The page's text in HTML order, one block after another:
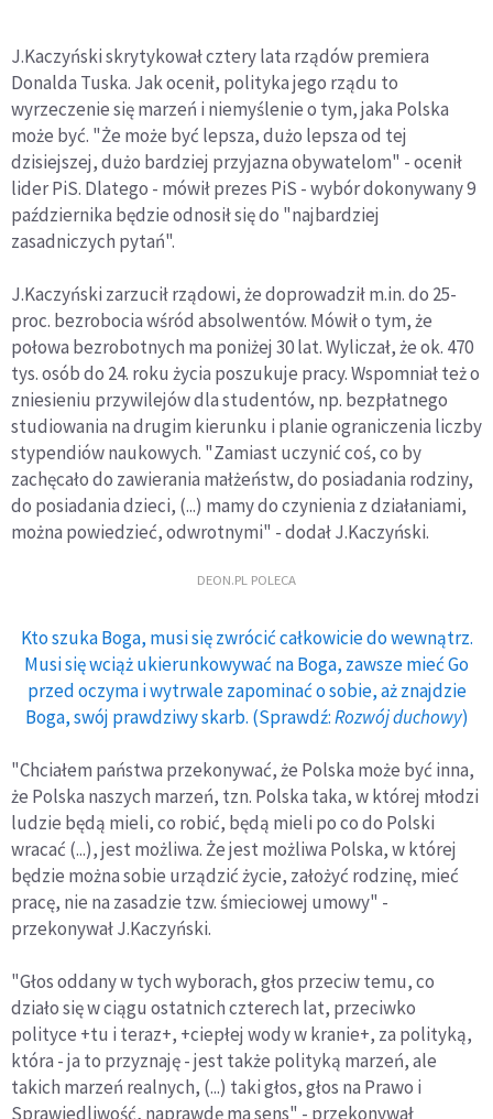
J.Kaczyński skrytykował cztery lata rządów premiera
Donalda Tuska. Jak ocenił, polityka jego rządu to
wyrzeczenie się marzeń i niemyślenie o tym, jaka Polska
może być. "Że może być lepsza, dużo lepsza od tej
dzisiejszej, dużo bardziej przyjazna obywatelom" - ocenił
lider PiS. Dlatego - mówił prezes PiS - wybór dokonywany 9
października będzie odnosił się do "najbardziej
zasadniczych pytań".
J.Kaczyński zarzucił rządowi, że doprowadził m.in. do 25-
proc. bezrobocia wśród absolwentów. Mówił o tym, że
połowa bezrobotnych ma poniżej 30 lat. Wyliczał, że ok. 470
tys. osób do 24. roku życia poszukuje pracy. Wspomniał też o
zniesieniu przywilejów dla studentów, np. bezpłatnego
studiowania na drugim kierunku i planie ograniczenia liczby
stypendiów naukowych. "Zamiast uczynić coś, co by
zachęcało do zawierania małżeństw, do posiadania rodziny,
do posiadania dzieci, (...) mamy do czynienia z działaniami,
można powiedzieć, odwrotnymi" - dodał J.Kaczyński.
DEON.PL POLECA
Kto szuka Boga, musi się zwrócić całkowicie do wewnątrz.
Musi się wciąż ukierunkowywać na Boga, zawsze mieć Go
przed oczyma i wytrwale zapominać o sobie, aż znajdzie
Boga, swój prawdziwy skarb. (Sprawdź:Rozwój duchowy)
"Chciałem państwa przekonywać, że Polska może być inna,
że Polska naszych marzeń, tzn. Polska taka, w której młodzi
ludzie będą mieli, co robić, będą mieli po co do Polski
wracać (...), jest możliwa. Że jest możliwa Polska, w której
będzie można sobie urządzić życie, założyć rodzinę, mieć
pracę, nie na zasadzie tzw. śmieciowej umowy" -
przekonywał J.Kaczyński.
"Głos oddany w tych wyborach, głos przeciw temu, co
działo się w ciągu ostatnich czterech lat, przeciwko
polityce +tu i teraz+, +ciepłej wody w kranie+, za polityką,
która - ja to przyznaję - jest także polityką marzeń, ale
takich marzeń realnych, (...) taki głos, głos na Prawo i
Sprawiedliwość, naprawdę ma sens" - przekonywał